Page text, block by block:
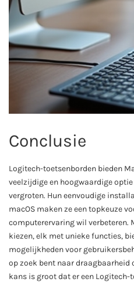
Conclusie
Logitech-toetsenborden bieden
veelzijdige en hoogwaardige
vergroten. Hun eenvoudige
macOS maken ze een topkeuze
computerervaring wil verbeteren.
kiezen, elk met unieke functies,
mogelijkheden voor
op zoek bent naar draagbaarheid
kans is groot dat er een